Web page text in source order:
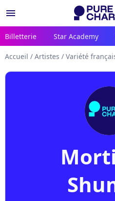
menu
Billetterie Star Academy
Accueil / Artistes / Variété